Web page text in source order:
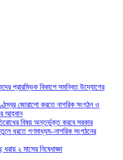
প্রারম্ভিক বিকাশে সমন্বিত উদ্যোগের
জোরালো করতে নাগরিক সংগঠন ও
আহ্বান
বিষয় অন্তর্ভুক্ত করবে সরকার
ধরতে গণমাধ্যম–নাগরিক সংগঠনের
২ মাসের নিষেধাজ্ঞা